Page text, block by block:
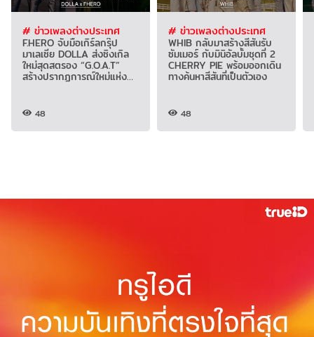
# ข่าวเพลงต่างประเทศ
F.HERO จับมือเกิร์ลกรุ๊ป
มาเลเซีย DOLLA ส่งซิงเกิล
ใหม่สุดสตรอง “G.O.A.T”
สร้างปรากฏการณ์ใหม่แห่ง
48
# ข่าวเพลงต่างประเทศ
WHIB กลับมาสร้างสีสันรับ
ซัมเมอร์ กับมินิอัลบั้มชุดที่ 2
CHERRY PIE พร้อมออกเดิน
ทางค้นหาสีสันที่เป็นตัวเอง
48